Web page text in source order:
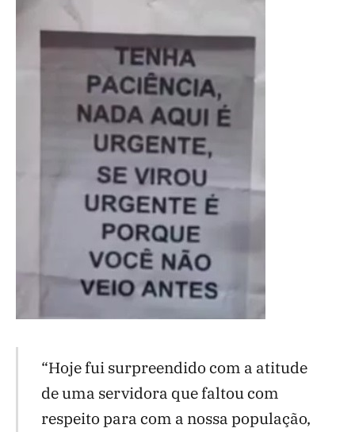
“Hoje fui surpreendido com a atitude
de uma servidora que faltou com
respeito para com a nossa população,